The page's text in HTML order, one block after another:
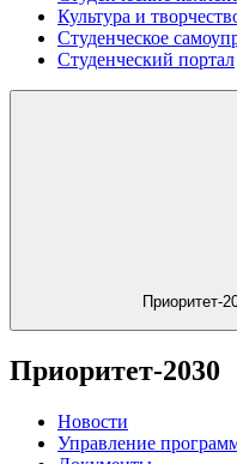
Культура и
Студенческое
Студенческий портал
Приоритет-
Приоритет-2030
Новости
Управление